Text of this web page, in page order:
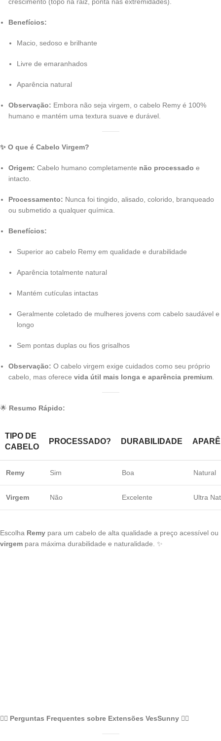
crescimento (topo na raiz, ponta nas extremidades).
Benefícios:
Macio, sedoso e brilhante
Livre de emaranhados
Aparência natural
Observação: Embora não seja virgem, o cabelo Remy é 100%
humano e mantém uma textura suave e durável.
✨ O que é Cabelo Virgem?
Origem: Cabelo humano completamente não processado e
intacto.
Processamento: Nunca foi tingido, alisado, colorido, branqueado
ou submetido a qualquer química.
Benefícios:
Superior ao cabelo Remy em qualidade e durabilidade
Aparência totalmente natural
Mantém cutículas intactas
Geralmente coletado de mulheres jovens com cabelo saudável e
longo
Sem pontas duplas ou fios grisalhos
Observação: O cabelo virgem exige cuidados como seu próprio
cabelo, mas oferece vida útil mais longa e aparência premium.
🌟 Resumo Rápido:
TIPO DE
CABELO
PROCESSADO? DURABILIDADE
Remy Sim Boa Natural
Virgem Não Excelente Ultra
Escolha Remy para um cabelo de alta qualidade a preço acessível ou
virgem para máxima durabilidade e naturalidade. ✨
💇‍♀️ Perguntas Frequentes sobre Extensões VesSunny 💇‍♀️